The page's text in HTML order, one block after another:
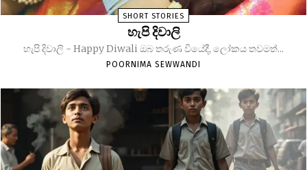
SHORT STORIES
හැපි දිවාලි
හැපි දිවාලි - Happy Diwali ඔබ තරුණ වියේදී, ලෝකය තවමත්...
POORNIMA SEWWANDI